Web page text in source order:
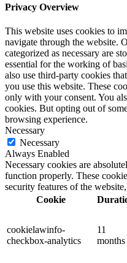
Privacy Overview
This website uses cookies to
navigate through the website.
categorized as necessary are
essential for the working of
also use third-party cookies
you use this website. These
only with your consent. You
cookies. But opting out of
browsing experience.
Necessary
Necessary
Always Enabled
Necessary cookies are
function properly. These
security features of the
Cookie
cookielawinfo-
checkbox-analytics
11
months